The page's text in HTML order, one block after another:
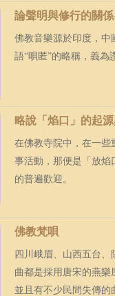
論聲明與修行的關
佛教音樂源於印度，中
語“唄匿”的略稱，義
略說「焰口」的起
在佛教寺院中，在一些
事活動，那便是「放焰
的普遍歡迎。
佛教梵唄
四川峨眉、山西五台
曲都是採用唐宋的燕
並且有不少民間失傳的